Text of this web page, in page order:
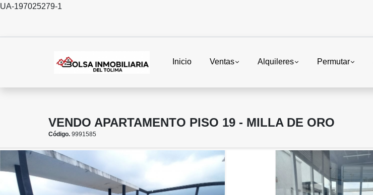
UA-197025279-1
Inicio Ventas Alquileres Permutar
VENDO APARTAMENTO PISO 19 - MILLA DE ORO
Código. 9991585